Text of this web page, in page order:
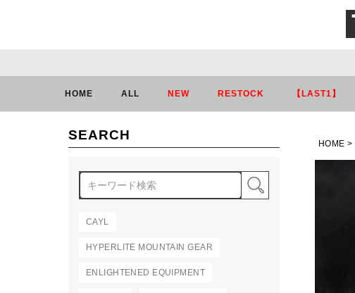
HOME ALL NEW RESTOCK 【LAST1】
SEARCH
CAYL
HYPERLITE MOUNTAIN GEAR
ENLIGHTENED EQUIPMENT
HOME